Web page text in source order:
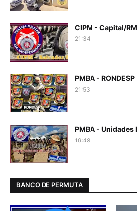
CIPM - Capital/
21:34
PMBA - RONDESP
21:53
PMBA - Unidades
19:48
BANCO DE PERMUTA